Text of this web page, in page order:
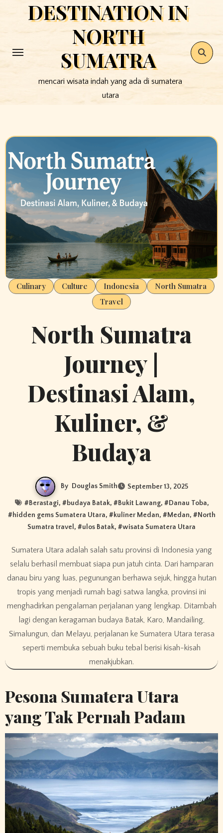
DESTINATION IN
NORTH
SUMATRA
mencari wisata indah yang ada di sumatera
utara
Culinary Culture Indonesia
North Sumatra
Travel
North Sumatra
Journey |
Destinasi Alam,
Kuliner, &
Budaya
By Douglas Smith September 13, 2025
#Berastagi, #budaya Batak, #Bukit Lawang, #Danau Toba,
#hidden gems Sumatera Utara, #kuliner Medan, #Medan, #North
Sumatra travel , #ulos Batak, #wisata Sumatera Utara
Sumatera Utara adalah salah satu provinsi di Indonesia yang
selalu berhasil membuat siapa pun jatuh cinta. Dari hamparan
danau biru yang luas, pegunungan berhawa sejuk, hingga hutan
tropis yang menjadi rumah bagi satwa langka, provinsi ini
menghadirkan pengalaman perjalanan yang lengkap. Ditambah
lagi dengan keragaman budaya Batak, Karo, Mandailing,
Simalungun, dan Melayu, perjalanan ke Sumatera Utara terasa
seperti membuka sebuah buku tebal berisi kisah-kisah
menakjubkan.
Pesona Sumatera Utara
yang Tak Pernah Padam